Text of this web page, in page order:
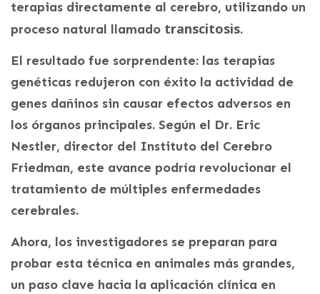
terapias directamente al cerebro, utilizando un
proceso natural llamado transcitosis.
El resultado fue sorprendente: las terapias
genéticas redujeron con éxito la actividad de
genes dañinos sin causar efectos adversos en
los órganos principales. Según el Dr. Eric
Nestler, director del Instituto del Cerebro
Friedman, este avance podría revolucionar el
tratamiento de múltiples enfermedades
cerebrales.
Ahora, los investigadores se preparan para
probar esta técnica en animales más grandes,
un paso clave hacia la aplicación clínica en